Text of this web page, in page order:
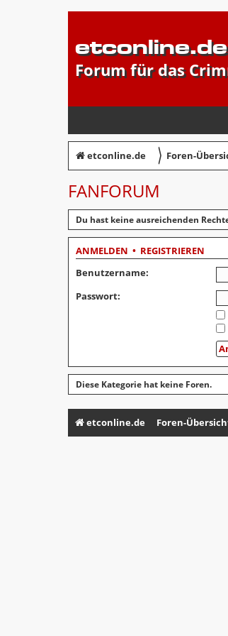
Forum für das
etconline.de 〉 Foren-
FANFORUM
Du hast keine ausreichenden
ANMELDEN • REGISTRIEREN
Benutzername:
Passwort:
Diese Kategorie hat keine Foren.
etconline.de Foren-